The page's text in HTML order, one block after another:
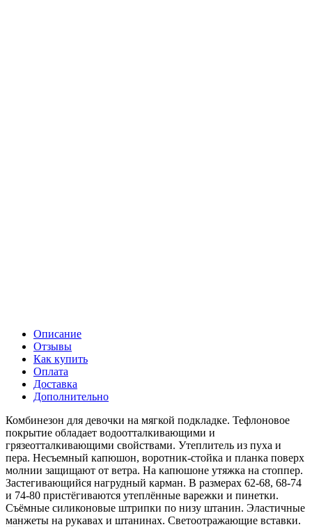
Описание
Отзывы
Как купить
Оплата
Доставка
Дополнительно
Комбинезон для девочки на мягкой подкладке. Тефлоновое
покрытие обладает водоотталкивающими и
грязеотталкивающими свойствами. Утеплитель из пуха и
пера. Несъемный капюшон, воротник-стойка и планка поверх
молнии защищают от ветра. На капюшоне утяжка на стоппер.
Застегивающийся нагрудный карман. В размерах 62-68, 68-74
и 74-80 пристёгиваются утеплённые варежки и пинетки.
Съёмные силиконовые штрипки по низу штанин. Эластичные
манжеты на рукавах и штанинах. Светоотражающие вставки.